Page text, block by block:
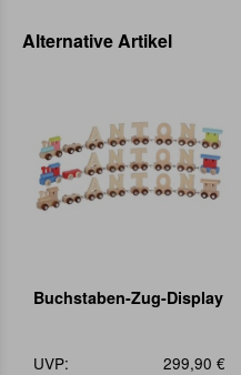
Alternative Artikel
Buchstaben-Zug-Display
UVP: 299,90 €